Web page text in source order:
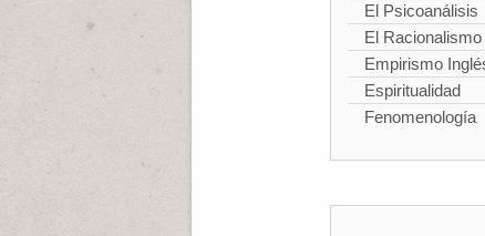
El Psicoanálisis
El Racionalismo
Empirismo
Espiritualidad
Fenomenología